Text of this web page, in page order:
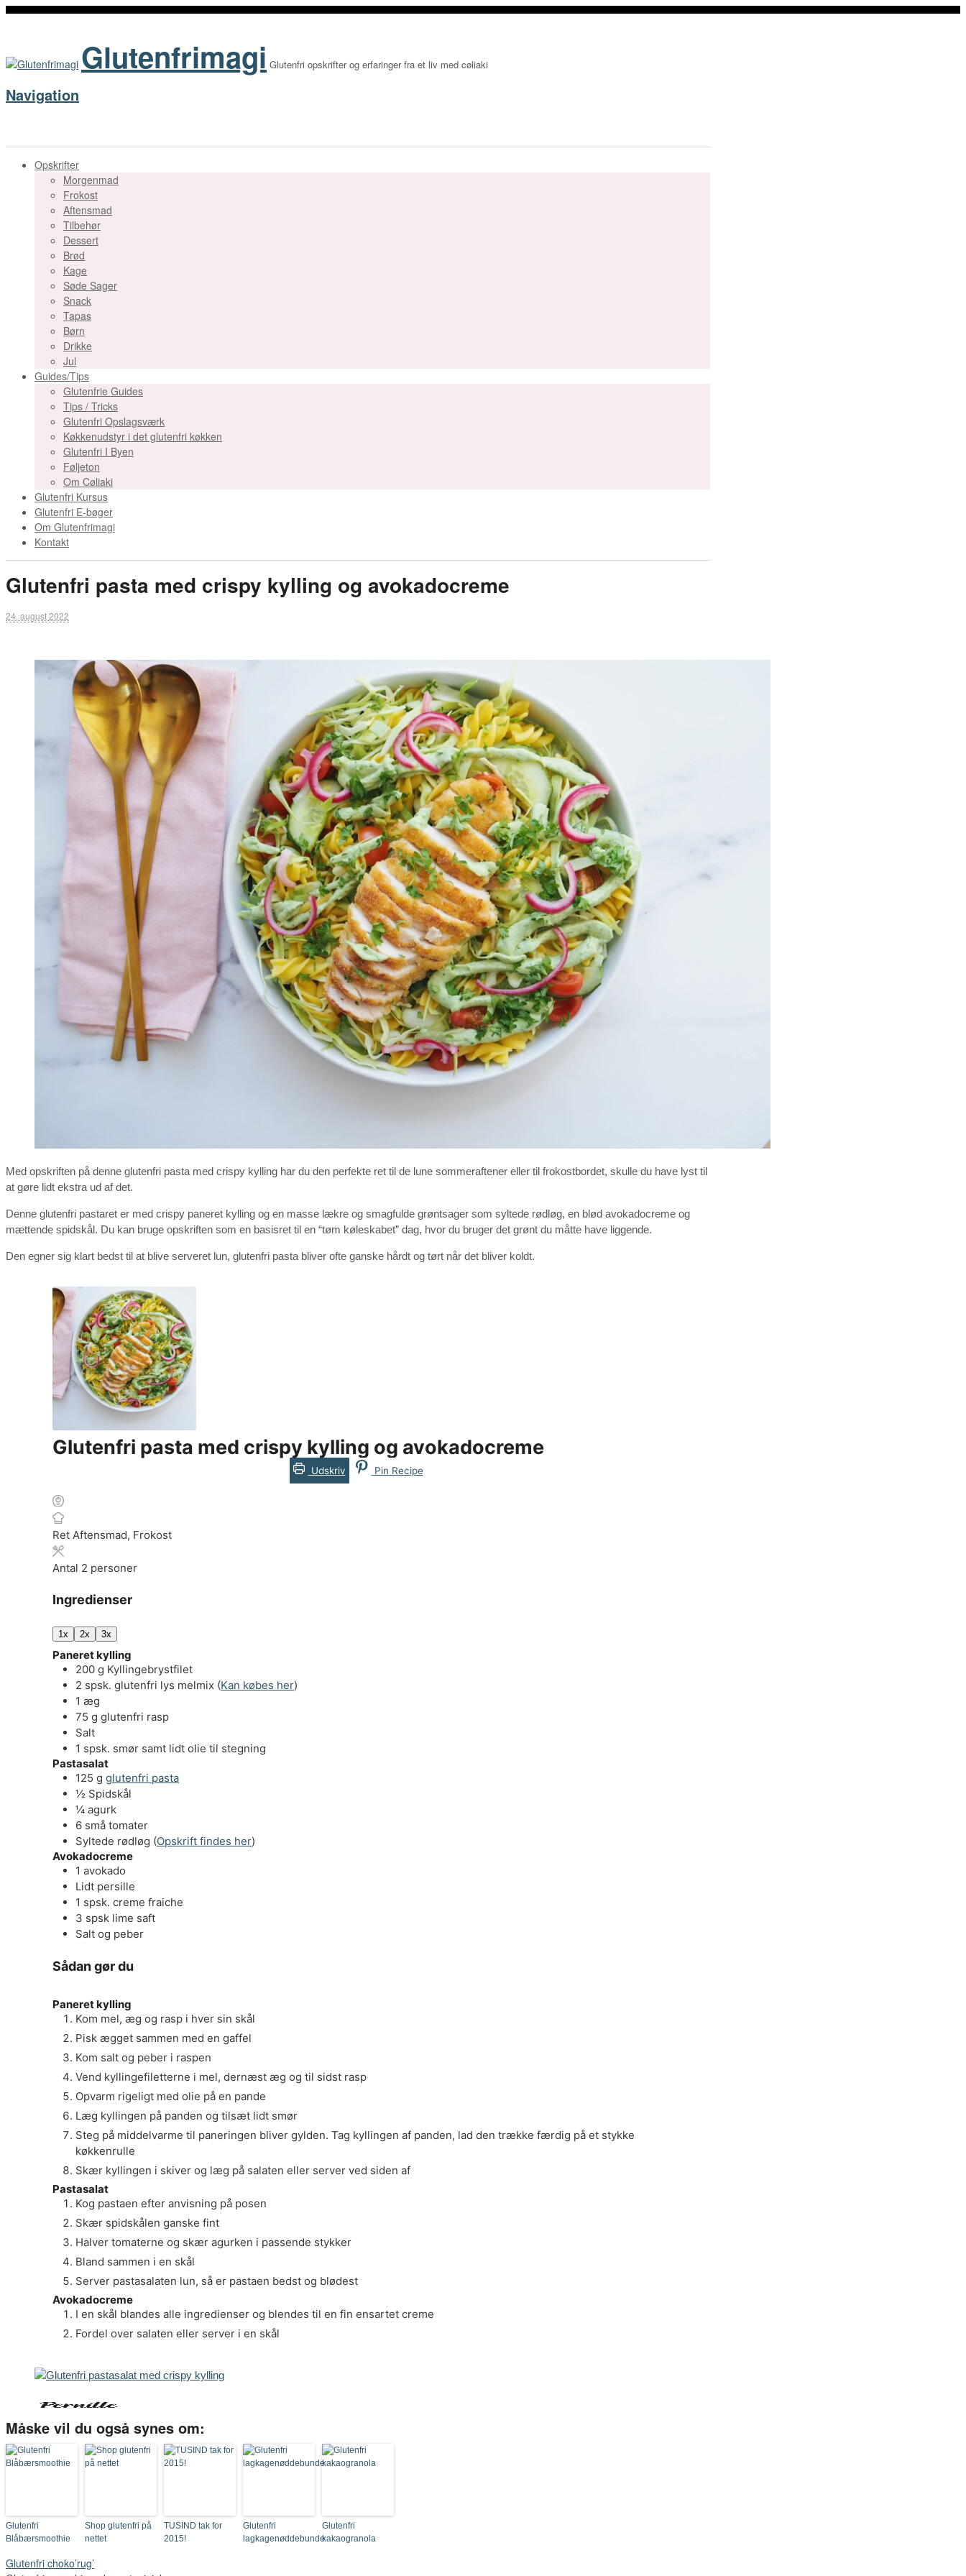
Glutenfrimagi Glutenfri opskrifter og erfaringer fra et liv med cøliaki
Navigation
Opskrifter
Morgenmad
Frokost
Aftensmad
Tilbehør
Dessert
Brød
Kage
Søde Sager
Snack
Tapas
Børn
Drikke
Jul
Guides/Tips
Glutenfrie Guides
Tips / Tricks
Glutenfri Opslagsværk
Køkkenudstyr i det glutenfri køkken
Glutenfri I Byen
Føljeton
Om Cøliaki
Glutenfri Kursus
Glutenfri E-bøger
Om Glutenfrimagi
Kontakt
Glutenfri pasta med crispy kylling og avokadocreme
24. august 2022
Med opskriften på denne glutenfri pasta med crispy kylling har du den perfekte ret til de lune sommeraftener eller til frokostbordet, skulle du have lyst til
at gøre lidt ekstra ud af det.
Denne glutenfri pastaret er med crispy paneret kylling og en masse lækre og smagfulde grøntsager som syltede rødløg, en blød avokadocreme og
mættende spidskål. Du kan bruge opskriften som en basisret til en “tøm køleskabet” dag, hvor du bruger det grønt du måtte have liggende.
Den egner sig klart bedst til at blive serveret lun, glutenfri pasta bliver ofte ganske hårdt og tørt når det bliver koldt.
Glutenfri pasta med crispy kylling og avokadocreme
Udskriv Pin Recipe
Ret Aftensmad, Frokost
Antal 2 personer
Ingredienser
1x 2x 3x
Paneret kylling
200 g Kyllingebrystfilet
2 spsk. glutenfri lys melmix (Kan købes her)
1 æg
75 g glutenfri rasp
Salt
1 spsk. smør samt lidt olie til stegning
Pastasalat
125 g glutenfri pasta
½ Spidskål
¼ agurk
6 små tomater
Syltede rødløg (Opskrift findes her)
Avokadocreme
1 avokado
Lidt persille
1 spsk. creme fraiche
3 spsk lime saft
Salt og peber
Sådan gør du
Paneret kylling
Kom mel, æg og rasp i hver sin skål
Pisk ægget sammen med en gaffel
Kom salt og peber i raspen
Vend kyllingefiletterne i mel, dernæst æg og til sidst rasp
Opvarm rigeligt med olie på en pande
Læg kyllingen på panden og tilsæt lidt smør
Steg på middelvarme til paneringen bliver gylden. Tag kyllingen af panden, lad den trække færdig på et stykke
køkkenrulle
Skær kyllingen i skiver og læg på salaten eller server ved siden af
Pastasalat
Kog pastaen efter anvisning på posen
Skær spidskålen ganske fint
Halver tomaterne og skær agurken i passende stykker
Bland sammen i en skål
Server pastasalaten lun, så er pastaen bedst og blødest
Avokadocreme
I en skål blandes alle ingredienser og blendes til en fin ensartet creme
Fordel over salaten eller server i en skål
Måske vil du også synes om:
Glutenfri
Blåbærsmoothie
Shop glutenfri på
nettet
TUSIND tak for
2015!
Glutenfri
lagkagenøddebunde
Glutenfri
kakaogranola
Glutenfri choko’rug’